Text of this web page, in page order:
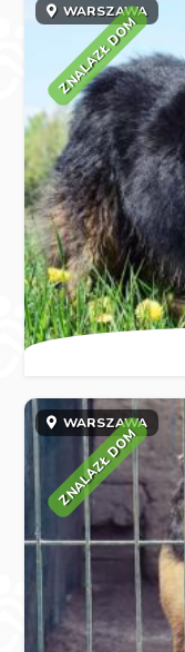
WARSZAWA
ZNALAZŁ DOM
WARSZAWA
ZNALAZŁ DOM